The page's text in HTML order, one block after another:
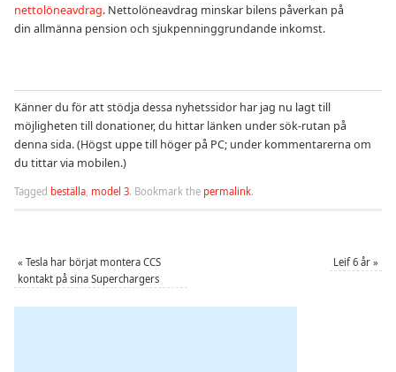
nettolöneavdrag. Nettolöneavdrag minskar bilens påverkan på
din allmänna pension och sjukpenninggrundande inkomst.
Känner du för att stödja dessa nyhetssidor har jag nu lagt till
möjligheten till donationer, du hittar länken under sök-rutan på
denna sida. (Högst uppe till höger på PC; under kommentarerna om
du tittar via mobilen.)
Tagged beställa, model 3. Bookmark the permalink.
« Tesla har börjat montera CCS
kontakt på sina Superchargers
Leif 6 år »